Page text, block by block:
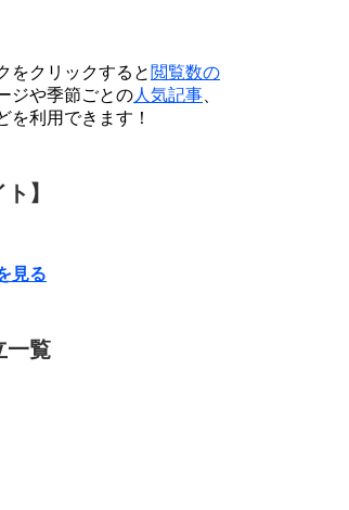
をクリックすると 閲覧数の
ジや季節ごとの人気記事
を利用できます！
】
見る
一覧